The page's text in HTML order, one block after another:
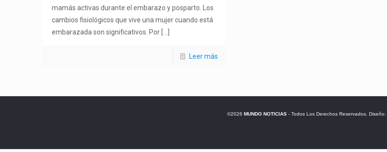
mamás activas durante el embarazo y posparto. Los
cambios fisiológicos que vive una mujer cuando está
embarazada son significativos. Por
Leer más
©2026 MUNDO NOTICIAS- Todos Los Derechos Reservados. Diseño: